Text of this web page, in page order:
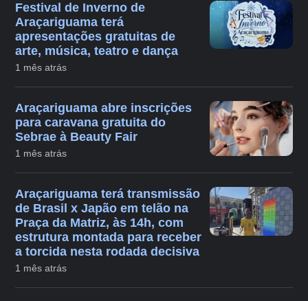
Festival de Inverno de
Araçariguama terá
apresentações gratuitas de
arte, música, teatro e dança
1 mês atrás
Araçariguama abre inscrições
para caravana gratuita do
Sebrae à Beauty Fair
1 mês atrás
Araçariguama terá transmissão
de Brasil x Japão em telão na
Praça da Matriz, às 14h, com
estrutura montada para receber
a torcida nesta rodada decisiva
1 mês atrás